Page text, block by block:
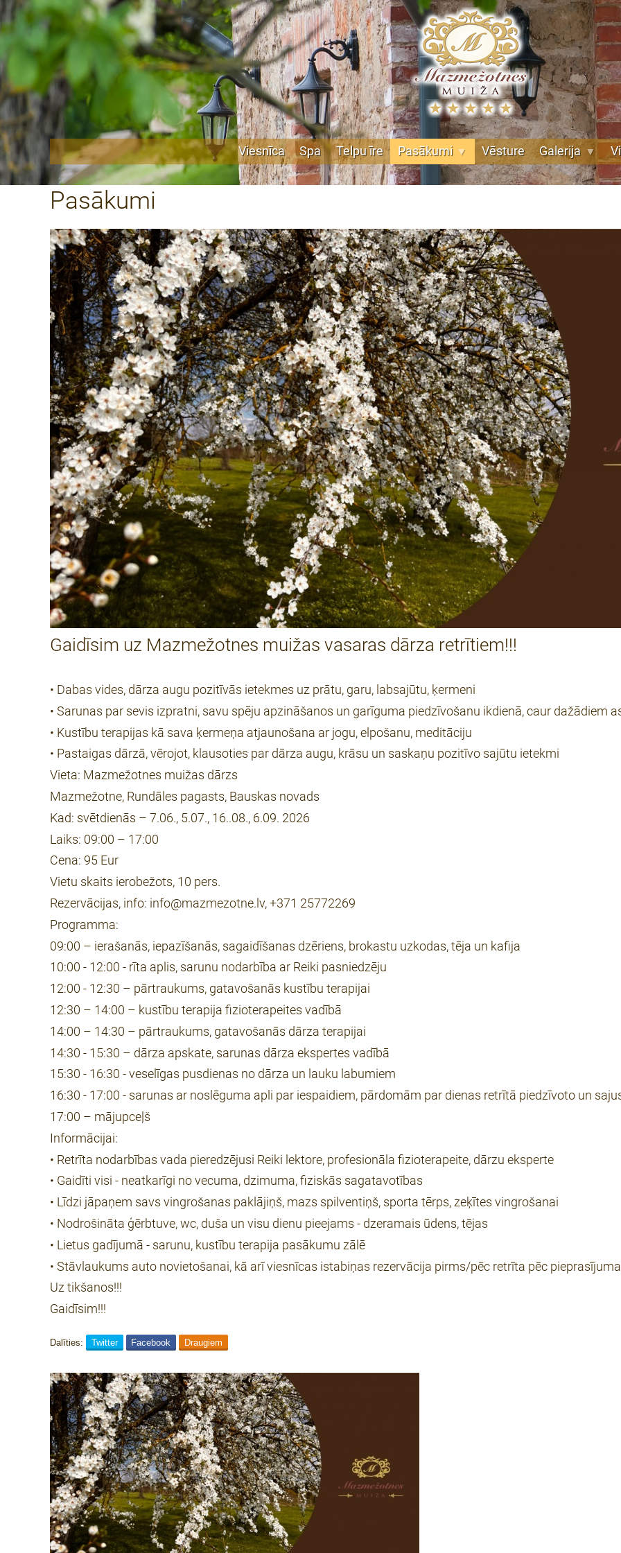
Viesnīca Spa Telpu īre Pasākumi Vēsture Galerija
Pasākumi
Gaidīsim uz Mazmežotnes muižas vasaras dārza retrītiem!!!
• Dabas vides, dārza augu pozitīvās ietekmes uz prātu, garu, labsajūtu, ķermeni
• Sarunas par sevis izpratni, savu spēju apzināšanos un garīguma piedzīvošanu ikdienā, caur dažādiem
• Kustību terapijas kā sava ķermeņa atjaunošana ar jogu, elpošanu, meditāciju
• Pastaigas dārzā, vērojot, klausoties par dārza augu, krāsu un saskaņu pozitīvo sajūtu ietekmi
Vieta: Mazmežotnes muižas dārzs
Mazmežotne, Rundāles pagasts, Bauskas novads
Kad: svētdienās – 7.06., 5.07., 16..08., 6.09. 2026
Laiks: 09:00 – 17:00
Cena: 95 Eur
Vietu skaits ierobežots, 10 pers.
Rezervācijas, info: info@mazmezotne.lv, +371 25772269
Programma:
09:00 – ierašanās, iepazīšanās, sagaidīšanas dzēriens, brokastu uzkodas, tēja un kafija
10:00 - 12:00 - rīta aplis, sarunu nodarbība ar Reiki pasniedzēju
12:00 - 12:30 – pārtraukums, gatavošanās kustību terapijai
12:30 – 14:00 – kustību terapija fizioterapeites vadībā
14:00 – 14:30 – pārtraukums, gatavošanās dārza terapijai
14:30 - 15:30 – dārza apskate, sarunas dārza ekspertes vadībā
15:30 - 16:30 - veselīgas pusdienas no dārza un lauku labumiem
16:30 - 17:00 - sarunas ar noslēguma apli par iespaidiem, pārdomām par dienas retrītā piedzīvoto un
17:00 – mājupceļš
Informācijai:
• Retrīta nodarbības vada pieredzējusi Reiki lektore, profesionāla fizioterapeite, dārzu eksperte
• Gaidīti visi - neatkarīgi no vecuma, dzimuma, fiziskās sagatavotības
• Līdzi jāpaņem savs vingrošanas paklājiņš, mazs spilventiņš, sporta tērps, zeķītes vingrošanai
• Nodrošināta ģērbtuve, wc, duša un visu dienu pieejams - dzeramais ūdens, tējas
• Lietus gadījumā - sarunu, kustību terapija pasākumu zālē
• Stāvlaukums auto novietošanai, kā arī viesnīcas istabiņas rezervācija pirms/pēc retrīta pēc
Uz tikšanos!!!
Gaidīsim!!!
Dalīties: Twitter Facebook Draugiem